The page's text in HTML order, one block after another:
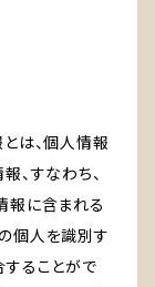
は、個人情報
、すなわち、
報に含まれる
個人を識別す
することがで